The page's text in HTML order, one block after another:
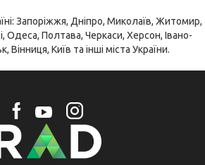
Запоріжжя, Дніпро, Миколаїв, Житомир,
Одеса, Полтава, Черкаси, Херсон, Івано-
Вінниця, Київ та інші міста України.